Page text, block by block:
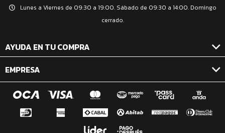
Lunes a Viernes de 09:30 a 19:00. Sábado de 09:30 a 14:00. Domingo
cerrado.
AYUDA EN TU COMPRA
EMPRESA